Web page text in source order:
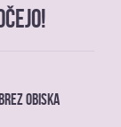
obiska